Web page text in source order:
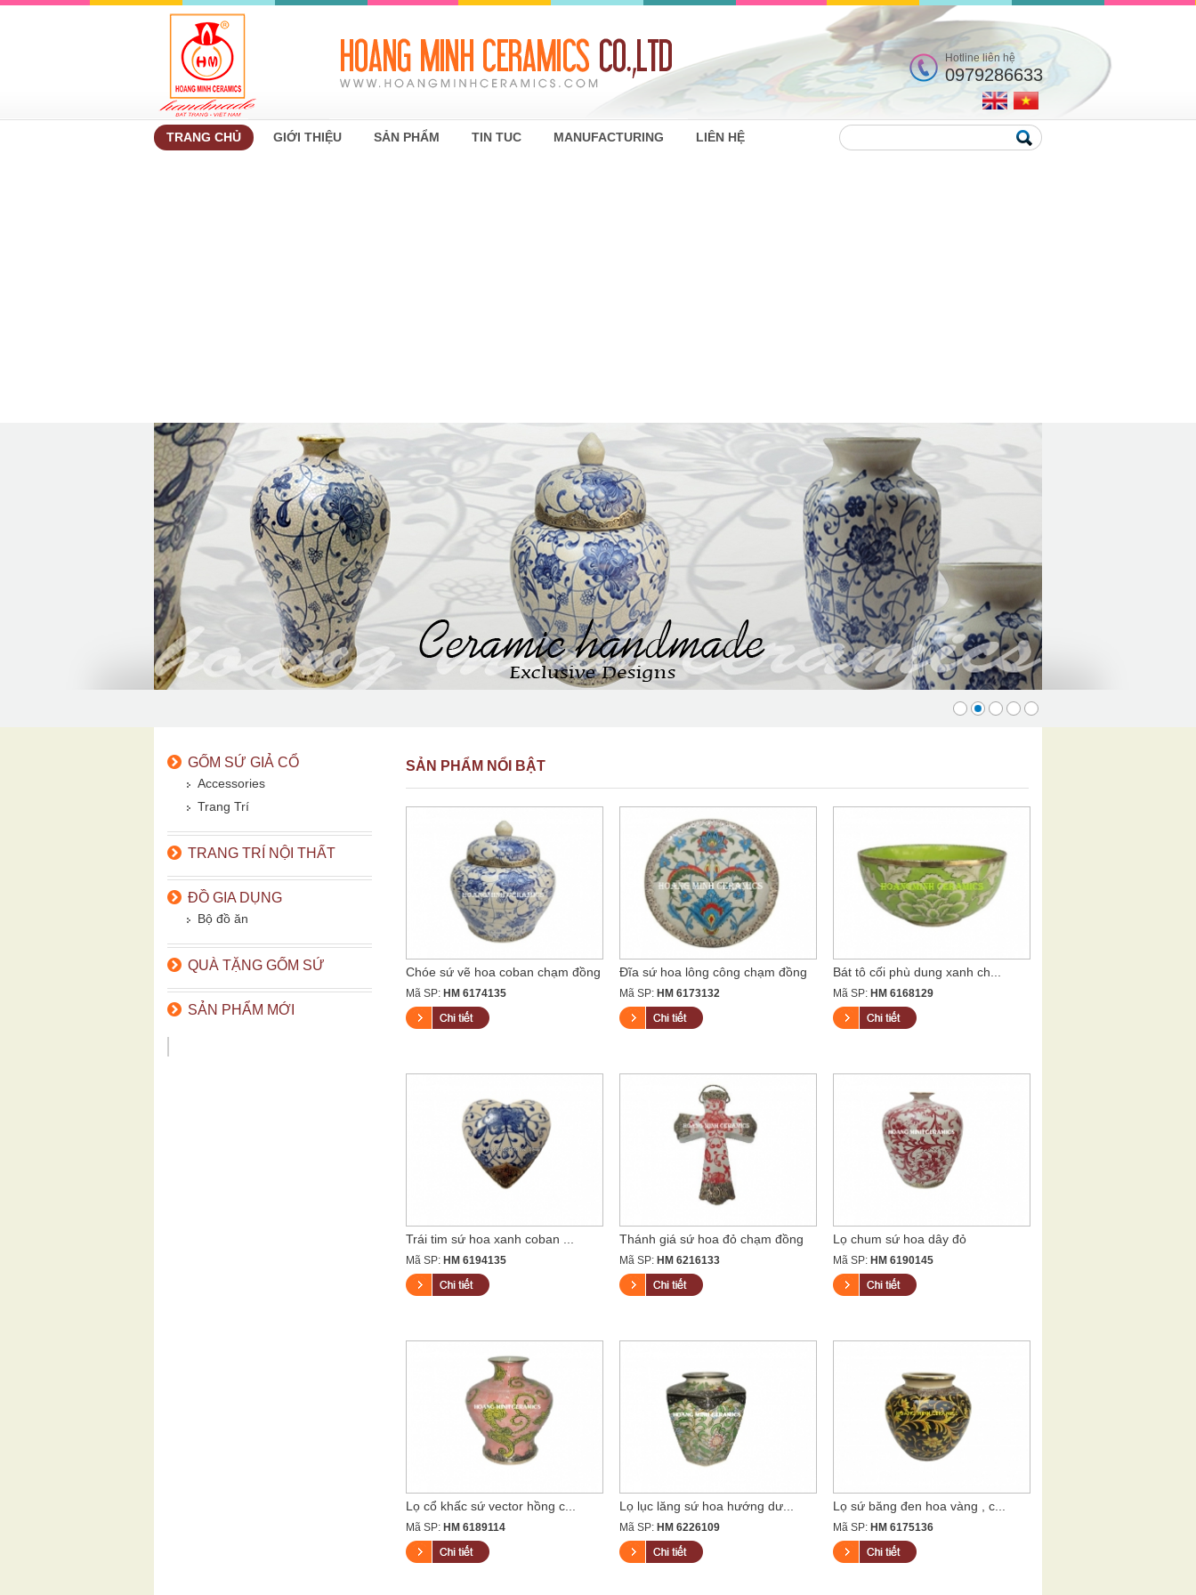
Hotline liên hệ
0979286633
TRANG CHỦ GIỚI THIỆU SẢN PHẨM TIN TUC MANUFACTURING LIÊN HỆ
GỐM SỨ GIẢ CỔ
Accessories
Trang Trí
TRANG TRÍ NỘI THẤT
ĐỒ GIA DỤNG
Bộ đồ ăn
QUÀ TẶNG GỐM SỨ
SẢN PHẨM MỚI
SẢN PHẨM NỔI BẬT
Chóe sứ vẽ hoa coban chạm đồng
Mã SP: HM 6174135
Đĩa sứ hoa lông công chạm đồng
Mã SP: HM 6173132
Bát tô cối phù dung xanh ch...
Mã SP: HM 6168129
Trái tim sứ hoa xanh coban ...
Mã SP: HM 6194135
Thánh giá sứ hoa đỏ chạm đồng
Mã SP: HM 6216133
Lọ chum sứ hoa dây đỏ
Mã SP: HM 6190145
Lọ cổ khấc sứ vector hồng c...
Mã SP: HM 6189114
Lọ lục lăng sứ hoa hướng dư...
Mã SP: HM 6226109
Lọ sứ băng đen hoa vàng , c...
Mã SP: HM 6175136